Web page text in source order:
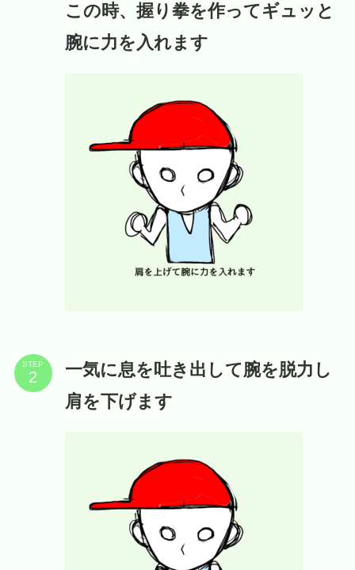
この時、握り拳を作ってギュッと
腕に力を入れます
STEP
一気に息を吐き出して腕を脱力し
肩を下げます